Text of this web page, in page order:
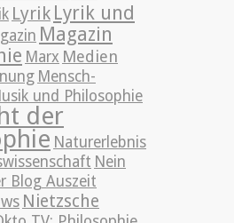
Lyrik Lyrik und
Magazin
Marx Medien
Mensch-
und Philosophie
der
Naturerlebnis
Nein
Blog Auszeit
Nietzsche